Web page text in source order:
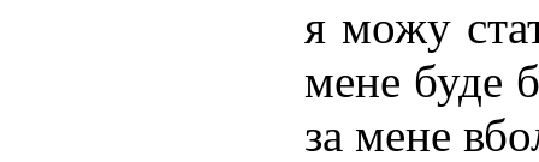
я можу
мене буде
за мене